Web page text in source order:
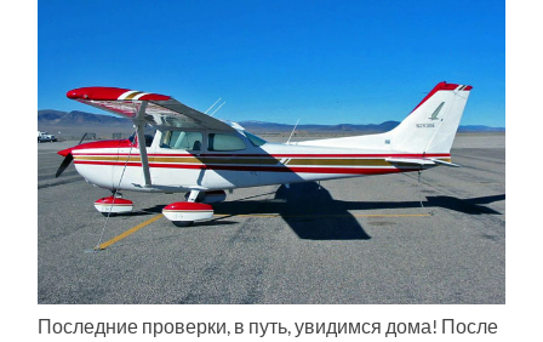
Последние проверки, в путь, увидимся дома! После